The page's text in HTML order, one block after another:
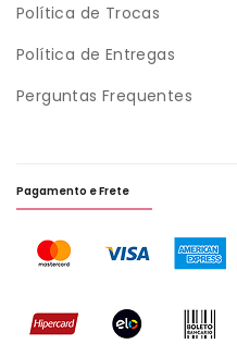
Política de Trocas
Política de Entregas
Perguntas Frequentes
Pagamento e Frete